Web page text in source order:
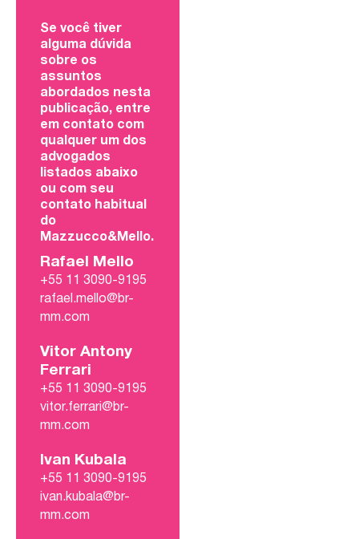
Se você tiver
alguma dúvida
sobre os
assuntos
abordados nesta
publicação, entre
em contato com
qualquer um dos
advogados
listados abaixo
ou com seu
contato habitual
do
Mazzucco&Mello.
Rafael Mello
+55 11 3090-9195
rafael.mello@br-
mm.com
Vitor Antony
Ferrari
+55 11 3090-9195
vitor.ferrari@br-
mm.com
Ivan Kubala
+55 11 3090-9195
ivan.kubala@br-
mm.com